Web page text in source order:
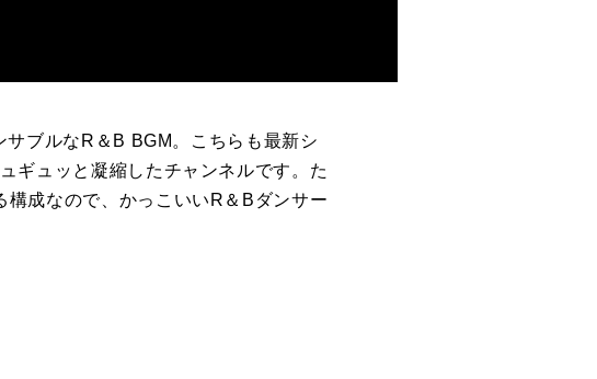
ブルなR＆B BGM。こちらも最新シ
ギュッと凝縮したチャンネルです。た
成なので、かっこいいR＆Bダンサー